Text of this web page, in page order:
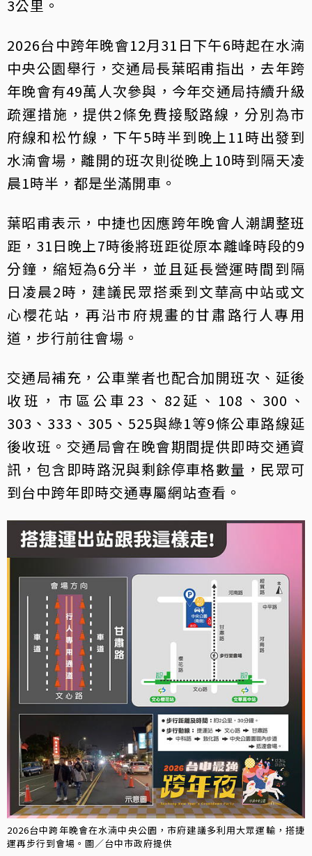
3公里。
2026台中跨年晚會12月31日下午6時起在水湳
中央公園舉行，交通局長葉昭甫指出，去年跨
年晚會有49萬人次參與，今年交通局持續升級
疏運措施，提供2條免費接駁路線，分別為市
府線和松竹線，下午5時半到晚上11時出發到
水湳會場，離開的班次則從晚上10時到隔天凌
晨1時半，都是坐滿開車。
葉昭甫表示，中捷也因應跨年晚會人潮調整班
距，31日晚上7時後將班距從原本離峰時段的9
分鐘，縮短為6分半，並且延長營運時間到隔
日凌晨2時，建議民眾搭乘到文華高中站或文
心櫻花站，再沿市府規畫的甘肅路行人專用
道，步行前往會場。
交通局補充，公車業者也配合加開班次、延後
收班，市區公車23、82延、108、300、
303、333、305、525與綠1等9條公車路線延
後收班。交通局會在晚會期間提供即時交通資
訊，包含即時路況與剩餘停車格數量，民眾可
到台中跨年即時交通專屬網站查看。
2026台中跨年晚會在水湳中央公園，市府建議多利用大眾運輸，搭捷
運再步行到會場。圖／台中市政府提供